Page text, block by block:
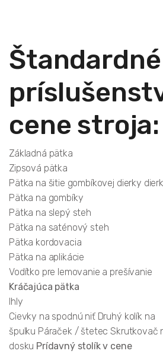
Štandardné
cene stroja:
Základná pätka
Zipsová pätka
Pätka na šitie gombíkovej dierky
Pätka na gombíky
Pätka na slepý steh
Pätka na saténový steh
Pätka kordovacia
Pätka na aplikácie
Vodítko pre lemovanie a prešívanie
Kráčajúca pätka
Ihly
Cievky na spodnú niť Druhý kolík na
špulku Páraček / štetec Skrutkovač
dosku Prídavný stolík v cene